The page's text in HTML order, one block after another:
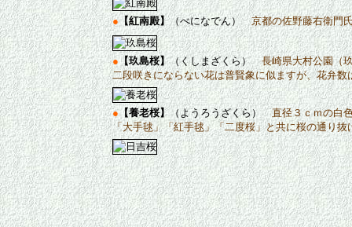
●【紅南殿】（べになでん）京都の佐野藤右衛門
●【玖島桜】（くしまざくら）長崎県大村公園（
二段咲きにならない花は普賢象に似ますが、花弁
● 【養老桜】（ようろうざくら）直径３ｃｍの白
「大手毬」「紅手毬」「二度桜」と共に桜の通り